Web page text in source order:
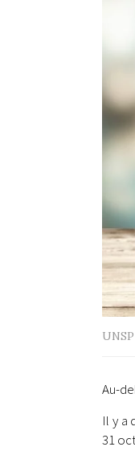
UNSP
Au-
Il y a
31